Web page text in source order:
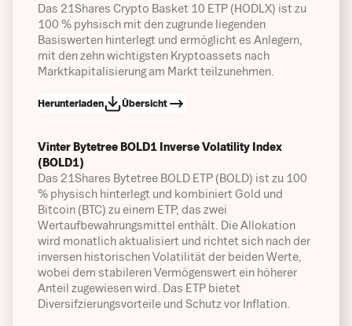
Das 21Shares Crypto Basket 10 ETP (HODLX) ist zu
100 % pyhsisch mit den zugrunde liegenden
Basiswerten hinterlegt und ermöglicht es Anlegern,
mit den zehn wichtigsten Kryptoassets nach
Marktkapitalisierung am Markt teilzunehmen.
Herunterladen Übersicht
Vinter Bytetree BOLD1 Inverse Volatility Index
(BOLD1)
Das 21Shares Bytetree BOLD ETP (BOLD) ist zu 100
% physisch hinterlegt und kombiniert Gold und
Bitcoin (BTC) zu einem ETP, das zwei
Wertaufbewahrungsmittel enthält. Die Allokation
wird monatlich aktualisiert und richtet sich nach der
inversen historischen Volatilität der beiden Werte,
wobei dem stabileren Vermögenswert ein höherer
Anteil zugewiesen wird. Das ETP bietet
Diversifzierungsvorteile und Schutz vor Inflation.